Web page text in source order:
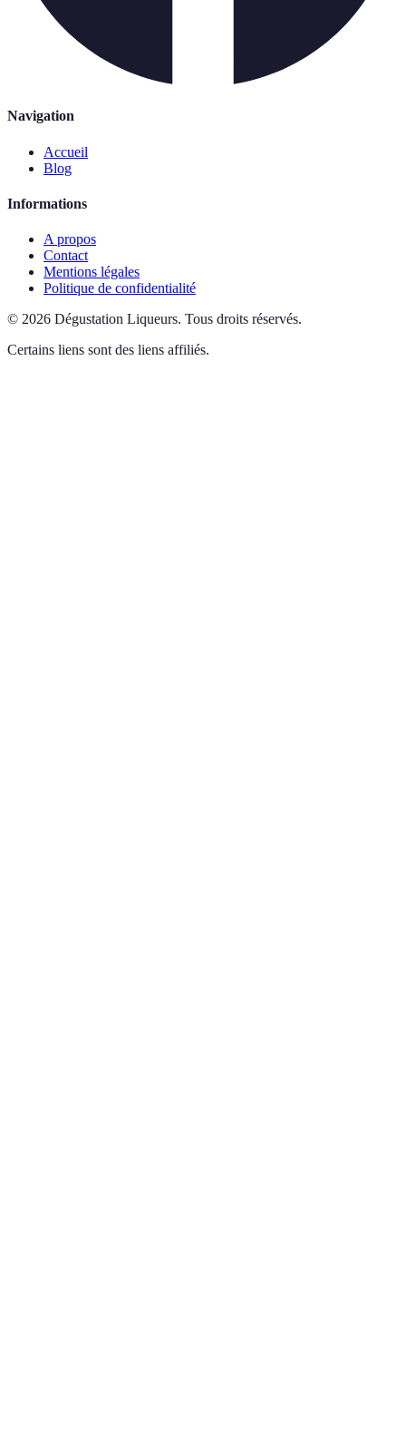
Navigation
Accueil
Blog
Informations
A propos
Contact
Mentions légales
Politique de confidentialité
© 2026 Dégustation Liqueurs. Tous droits réservés.
Certains liens sont des liens affiliés.